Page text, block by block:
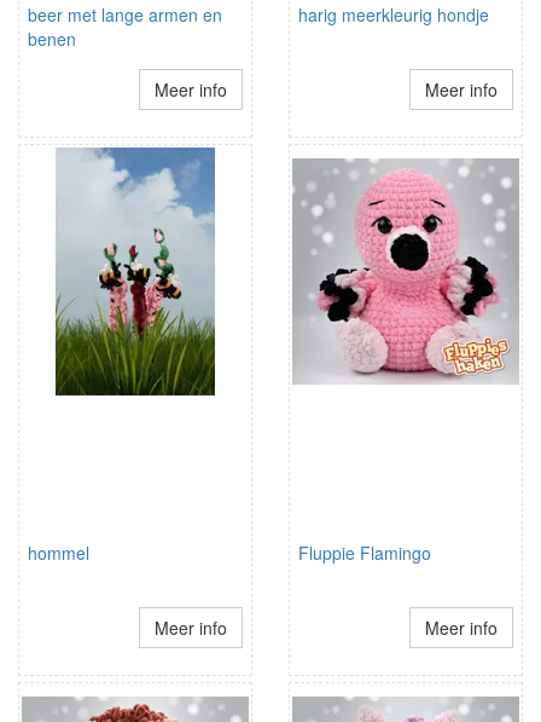
beer met lange armen en
benen
Meer info
harig meerkleurig hondje
Meer info
hommel
Meer info
Fluppie Flamingo
Meer info